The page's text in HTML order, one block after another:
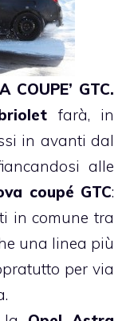
COUPE’ GTC.
farà, in
in avanti dal
alle
coupé GTC:
in comune tra
una linea più
per via